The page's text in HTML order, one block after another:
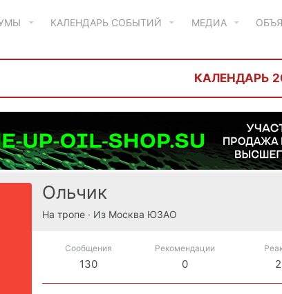
КАЛЕНДАРЬ СОБЫТИЙ МЕДИА
КАЛЕНДАРЬ
Ольчик
На тропе · Из Москва ЮЗАО
Сообщения
130
Рекомендации
0